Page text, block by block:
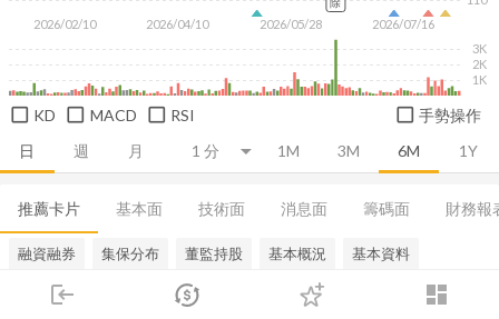
login dashboard
市場 登入
日 週 月 1M 3M 6M 1Y
2026/02/10 2026/04/10 2026/05/28 2026/07/16
1K
2K
3K
KD MACD RSI 手勢操作
推薦卡片 基本面 技術面 消息面 籌碼面 財務報
融資融券 集保分布 董監持股 基本概況 基本資料